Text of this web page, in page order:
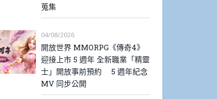
蒐集
04/08/2026
開放世界 MMORPG《傳奇4》
迎接上市 5 週年 全新職業「精靈
士」開放事前預約 5 週年紀念
MV 同步公開